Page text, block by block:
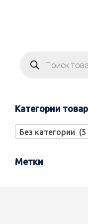
Категории
Без категории (5
Метки